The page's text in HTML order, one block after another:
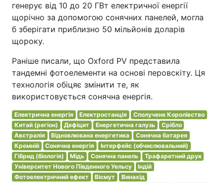
генерує від 10 до 20 ГВт електричної енергії
щорічно за допомогою сонячних панелей, могла
б зберігати приблизно 50 мільйонів доларів
щороку.
Раніше писали, що Oxford PV представила
тандемні фотоелементи на основі перовскіту. Ця
технологія обіцяє змінити те, як
використовується сонячна енергія.
Електрична енергія Електростанція
Сполучене Королівство
Китай (регіон)
Дефіцит Енергетична галузь
Срібло
Австралія
Відновлювана енергетика
Сонячна батарея
Кремній
Сонячна енергія
Інтерфейс (обчислювальний)
Гібрид (біологія)
Мідь Сонячна панель
Трафаретний друк
Університет Нового Південного Уельсу
Індій
Фотоелектричний ефект
Вісмут
Винахід